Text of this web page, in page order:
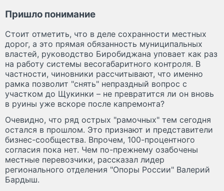
Пришло понимание
Стоит отметить, что в деле сохранности местных
дорог, а это прямая обязанность муниципальных
властей, руководство Биробиджана уповает как раз
на работу системы весогабаритного контроля. В
частности, чиновники рассчитывают, что именно
рамка позволит "снять" непраздный вопрос с
участком до Щукинки – не превратится ли он вновь
в руины уже вскоре после капремонта?
Очевидно, что ряд острых "рамочных" тем сегодня
остался в прошлом. Это признают и представители
бизнес-сообщества. Впрочем, 100-процентного
согласия пока нет. Чем по-прежнему озабочены
местные перевозчики, рассказал лидер
регионального отделения "Опоры России" Валерий
Бардыш.